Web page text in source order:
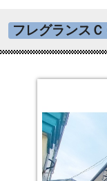
フレグランスＣ